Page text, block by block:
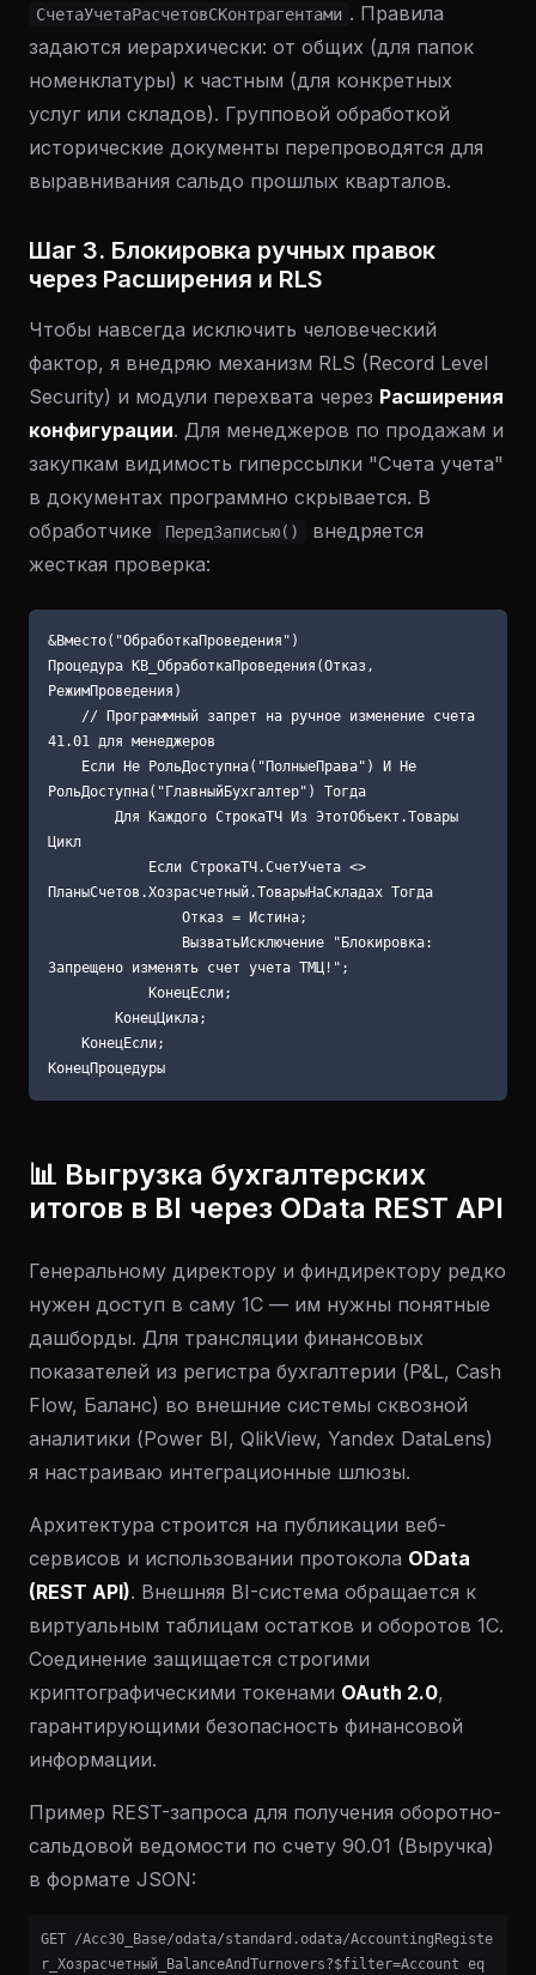
СчетаУчетаРасчетовСКонтрагентами . Правила
задаются иерархически: от общих (для папок
номенклатуры) к частным (для конкретных
услуг или складов). Групповой обработкой
исторические документы перепроводятся для
выравнивания сальдо прошлых кварталов.
Шаг 3. Блокировка ручных правок
через Расширения и RLS
Чтобы навсегда исключить человеческий
фактор, я внедряю механизм RLS (Record Level
Security) и модули перехвата через Расширения
конфигурации. Для менеджеров по продажам и
закупкам видимость гиперссылки "Счета учета"
в документах программно скрывается. В
обработчике
ПередЗаписью()
внедряется
жесткая проверка:
&Вместо("ОбработкаПроведения")
Процедура КВ_ОбработкаПроведения(Отказ,
РежимПроведения)
41.01 для менеджеров
РольДоступна("ГлавныйБухгалтер") Тогда
Цикл
ПланыСчетов.Хозрасчетный.ТоварыНаСкладах Тогда
Запрещено изменять счет учета ТМЦ!";
📊 Выгрузка бухгалтерских
итогов в BI через OData REST API
Генеральному директору и финдиректору редко
нужен доступ в саму 1С — им нужны понятные
дашборды. Для трансляции финансовых
показателей из регистра бухгалтерии (P&L, Cash
Flow, Баланс) во внешние системы сквозной
аналитики (Power BI, QlikView, Yandex DataLens)
я настраиваю интеграционные шлюзы.
Архитектура строится на публикации веб-
сервисов и использовании протокола OData
(REST API). Внешняя BI-система обращается к
виртуальным таблицам остатков и оборотов 1С.
Соединение защищается строгими
криптографическими токенами OAuth 2.0,
гарантирующими безопасность финансовой
информации.
Пример REST-запроса для получения оборотно-
сальдовой ведомости по счету 90.01 (Выручка)
в формате JSON:
GET /Acc30_Base/odata/standard.odata/AccountingRegiste
r_Хозрасчетный_BalanceAndTurnovers?$filter=Account eq